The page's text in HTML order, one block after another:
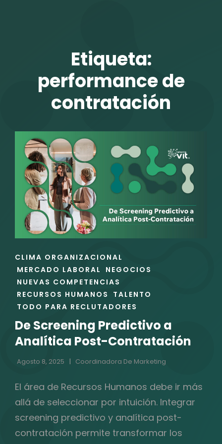
Etiqueta:
performance de
contratación
ENLACES
DE
LAS
CATEGORÍAS
CLIMA ORGANIZACIONAL
MERCADO LABORAL
NEGOCIOS
NUEVAS COMPETENCIAS
RECURSOS HUMANOS
TALENTO
TODO PARA RECLUTADORES
De Screening Predictivo a
Analítica Post-Contratación
Agosto 8, 2025 Coordinadora De Marketing
El área de Recursos Humanos debe ir más
allá de seleccionar por intuición. Integrar
screening predictivo y analítica post-
contratación permite transformar los